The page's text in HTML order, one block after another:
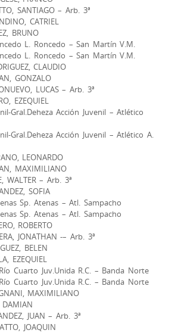
SANTIAGO – Arb. 3ª
CATRIEL
BRUNO
L. Roncedo – San Martín V.M.
L. Roncedo – San Martín V.M.
CLAUDIO
GONZALO
LUCAS – Arb. 3ª
EZEQUIEL
Gral.Deheza Acción Juvenil – Atlético
Gral.Deheza Acción Juvenil – Atlético A.
LEONARDO
MAXIMILIANO
WALTER – Arb. 3ª
SOFIA
Sp. Atenas – Atl. Sampacho
Sp. Atenas – Atl. Sampacho
ROBERTO
JONATHAN -– Arb. 3ª
BELEN
EZEQUIEL
Cuarto Juv.Unida R.C. – Banda Norte
Cuarto Juv.Unida R.C. – Banda Norte
MAXIMILIANO
DAMIAN
JUAN – Arb. 3ª
JOAQUIN